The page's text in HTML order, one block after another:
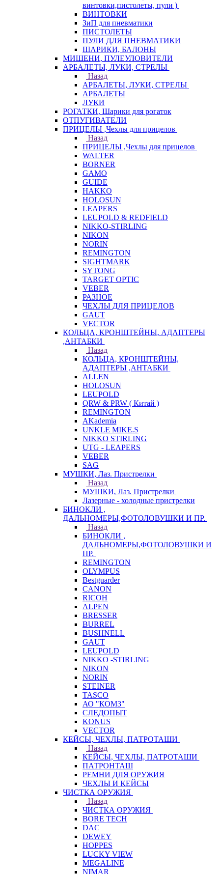
винтовки,пистолеты, пули )
ВИНТОВКИ
ЗиП для пневматики
ПИСТОЛЕТЫ
ПУЛИ ДЛЯ ПНЕВМАТИКИ
ШАРИКИ, БАЛОНЫ
МИШЕНИ, ПУЛЕУЛОВИТЕЛИ
АРБАЛЕТЫ, ЛУКИ, СТРЕЛЫ
Назад
АРБАЛЕТЫ, ЛУКИ, СТРЕЛЫ
АРБАЛЕТЫ
ЛУКИ
РОГАТКИ, Шарики для рогаток
ОТПУГИВАТЕЛИ
ПРИЦЕЛЫ ,Чехлы для прицелов
Назад
ПРИЦЕЛЫ ,Чехлы для прицелов
WALTER
BORNER
GAMO
GUIDE
HAKKO
HOLOSUN
LEAPERS
LEUPOLD & REDFIELD
NIKKO-STIRLING
NIKON
NORIN
REMINGTON
SIGHTMARK
SYTONG
TARGET OPTIC
VEBER
РАЗНОЕ
ЧЕХЛЫ ДЛЯ ПРИЦЕЛОВ
GAUT
VECTOR
КОЛЬЦА, КРОНШТЕЙНЫ, АДАПТЕРЫ
,АНТАБКИ
Назад
КОЛЬЦА, КРОНШТЕЙНЫ,
АДАПТЕРЫ ,АНТАБКИ
ALLEN
HOLOSUN
LEUPOLD
QRW & PRW ( Китай )
REMINGTON
AKademia
UNKLE MIKE.S
NIKKO STIRLING
UTG - LEAPERS
VEBER
SAG
МУШКИ, Лаз. Пристрелки
Назад
МУШКИ, Лаз. Пристрелки
Лазерные - холодные пристрелки
БИНОКЛИ ,
ДАЛЬНОМЕРЫ,ФОТОЛОВУШКИ И ПР.
Назад
БИНОКЛИ ,
ДАЛЬНОМЕРЫ,ФОТОЛОВУШКИ И
ПР.
REMINGTON
OLYMPUS
Bestguarder
CANON
RICOH
ALPEN
BRESSER
BURREL
BUSHNELL
GAUT
LEUPOLD
NIKKO -STIRLING
NIKON
NORIN
STEINER
TASCO
АО "КОМЗ"
СЛЕДОПЫТ
KONUS
VECTOR
КЕЙСЫ, ЧЕХЛЫ, ПАТРОТАШИ
Назад
КЕЙСЫ, ЧЕХЛЫ, ПАТРОТАШИ
ПАТРОНТАШ
РЕМНИ ДЛЯ ОРУЖИЯ
ЧЕХЛЫ И КЕЙСЫ
ЧИСТКА ОРУЖИЯ
Назад
ЧИСТКА ОРУЖИЯ
BORE TECH
DAC
DEWEY
HOPPES
LUCKY VIEW
MEGALINE
NIMAR